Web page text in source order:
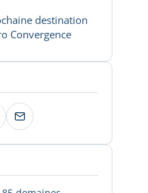
destination
Convergence